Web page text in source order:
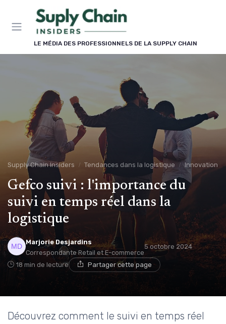
LE MÉDIA DES PROFESSIONNELS DE LA SUPPLY CHAIN
Supply Chain Insiders Tendances dans la logistique Innovation
Gefco suivi : l'importance du
suivi en temps réel dans la
logistique
Marjorie Desjardins
Correspondante Retail et E-commerce
5 octobre 2024
18 min de lecture Partager cette page
Découvrez comment le suivi en temps réel
Panneau de gestion des cookies